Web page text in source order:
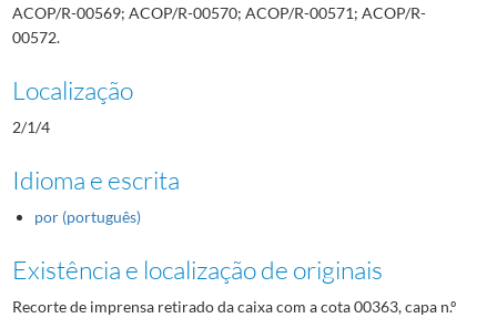
ACOP/R-00569; ACOP/R-00570; ACOP/R-00571; ACOP/R-
00572.
Localização
2/1/4
Idioma e escrita
por (português)
Existência e localização de originais
Recorte de imprensa retirado da caixa com a cota 00363, capa n.º